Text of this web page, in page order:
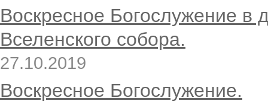
Воскресное Богослужение в
Вселенского собора.
27.10.2019
Воскресное Богослужение.